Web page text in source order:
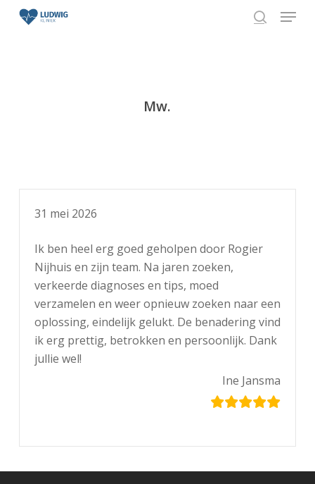
Skip
Menu
Mw.
31 mei 2026
Ik ben heel erg goed geholpen door Rogier
Nijhuis en zijn team. Na jaren zoeken,
verkeerde diagnoses en tips, moed
verzamelen en weer opnieuw zoeken naar een
oplossing, eindelijk gelukt. De benadering vind
ik erg prettig, betrokken en persoonlijk. Dank
jullie wel!
Ine Jansma